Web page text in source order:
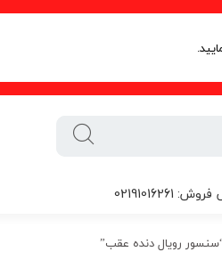
02191016261
رویال دنده عقب”